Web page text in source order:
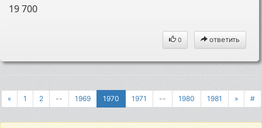
19 700
0 ответить
« 1 2 -- 1969 1970 1971 -- 1980 1981 » #